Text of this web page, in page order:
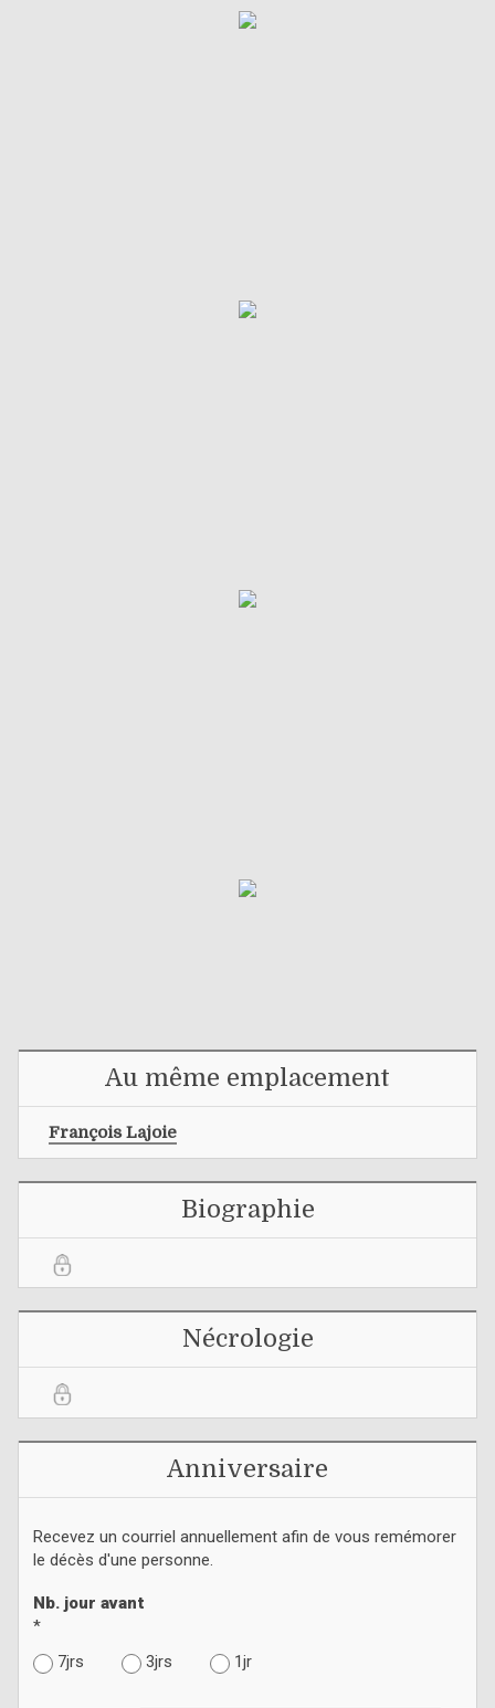
Au même emplacement
François Lajoie
Biographie
Nécrologie
Anniversaire
Recevez un courriel annuellement afin de vous remémorer
le décès d'une personne.
Nb. jour avant
*
7jrs
3jrs 1jr